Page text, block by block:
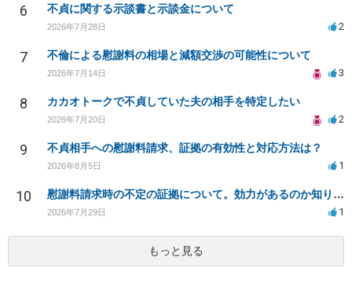
6 不貞に関する示談書と示談金について
2026年7月28日 2
7 不倫による慰謝料の相場と減額交渉の可能性について
2026年7月14日 3
8 カカオトークで不貞していた夫の相手を特定したい
2026年7月20日 2
9 不貞相手への慰謝料請求、証拠の有効性と対応方法は？
2026年8月5日 1
10 慰謝料請求時の不定の証拠について。効力があるのか知りたい。
2026年7月29日 1
もっと見る